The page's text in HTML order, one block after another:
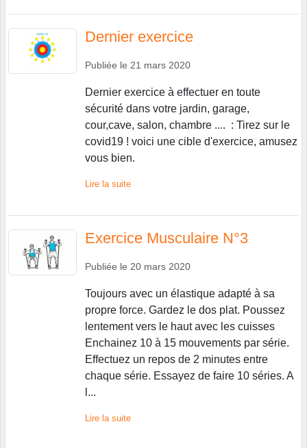
Dernier exercice
Publiée le 21 mars 2020
Dernier exercice à effectuer en toute
sécurité dans votre jardin, garage,
cour,cave, salon, chambre .... : Tirez sur le
covid19 ! voici une cible d'exercice, amusez
vous bien.
Lire la suite
Exercice Musculaire N°3
Publiée le 20 mars 2020
Toujours avec un élastique adapté à sa
propre force. Gardez le dos plat. Poussez
lentement vers le haut avec les cuisses
Enchainez 10 à 15 mouvements par série.
Effectuez un repos de 2 minutes entre
chaque série. Essayez de faire 10 séries. A
l...
Lire la suite